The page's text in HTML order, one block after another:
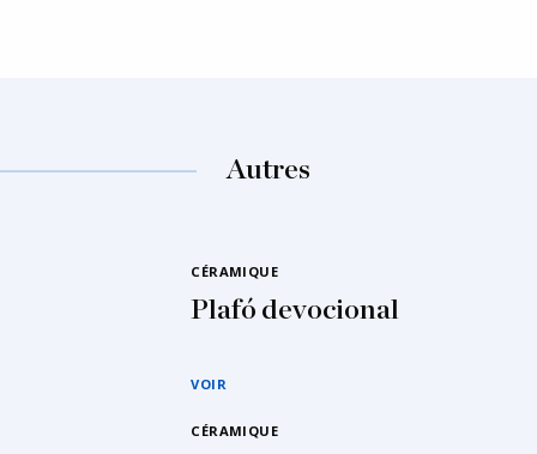
Autres
CÉRAMIQUE
Plafó devocional
VOIR
CÉRAMIQUE